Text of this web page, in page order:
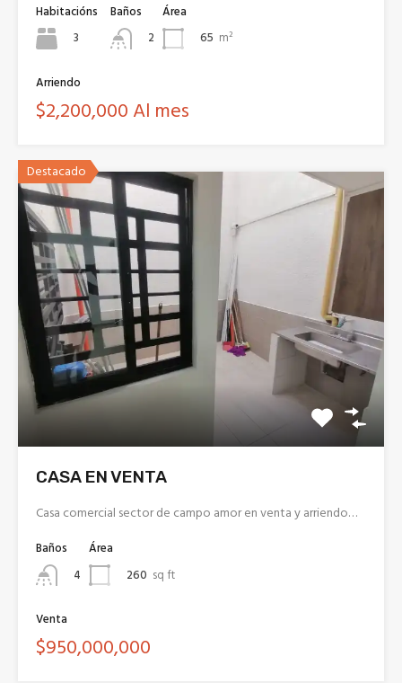
Habitacións
3
Baños
2
Área
65 m²
Arriendo
$2,200,000 Al mes
Destacado
CASA EN VENTA
Casa comercial sector de campo amor en venta y arriendo…
Baños
4
Área
260 sq ft
Venta
$950,000,000